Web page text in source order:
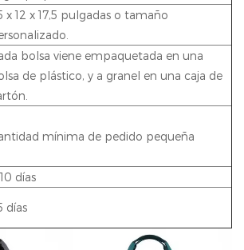
x 12 x 17,5 pulgadas o tamaño
bolsa viene empaquetada en una
de plástico, y a granel en una caja de
mínima de pedido pequeña
días
días